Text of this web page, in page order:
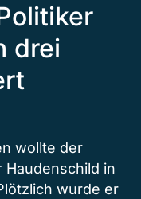
drei
wollte der
Haudenschild in
wurde er